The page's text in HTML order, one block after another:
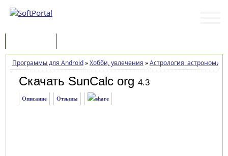
Программы для Android»Хобби, увлечения »Астрология, астрономия
Скачать SunCalc org 4.3
Описание Отзывы